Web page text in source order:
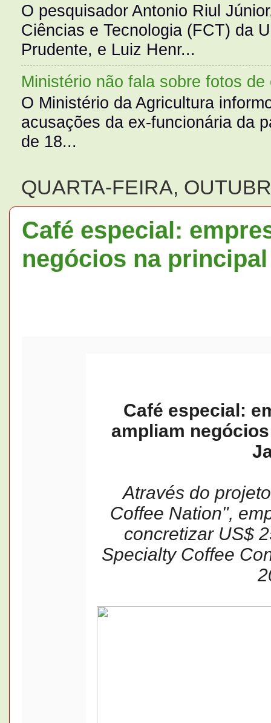
O pesquisador Antonio Riul
Ciências e Tecnologia (FCT) da
Prudente, e Luiz Henr...
Ministério não fala sobre fotos de
O Ministério da Agricultura
acusações da ex-funcionária da
de 18...
QUARTA-FEIRA,
Café especial:
negócios na
Café especial:
ampliam
Através do
Coffee Nation",
concretizar US$
Specialty Coffee